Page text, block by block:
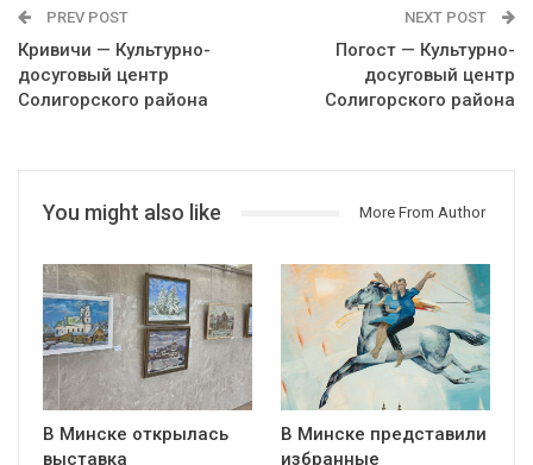
PREV POST
Кривичи — Культурно-
досуговый центр
Солигорского района
NEXT POST
Погост — Культурно-
досуговый центр
Солигорского района
You might also like More From Author
В Минске открылась
выставка
В Минске представили
избранные